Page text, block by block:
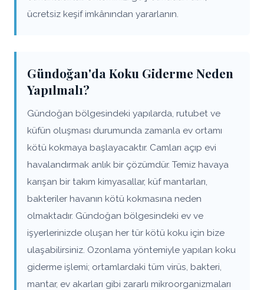
ücretsiz keşif imkânından yararlanın.
Gündoğan'da Koku Giderme Neden
Yapılmalı?
Gündoğan bölgesindeki yapılarda, rutubet ve
küfün oluşması durumunda zamanla ev ortamı
kötü kokmaya başlayacaktır. Camları açıp evi
havalandırmak anlık bir çözümdür. Temiz havaya
karışan bir takım kimyasallar, küf mantarları,
bakteriler havanın kötü kokmasına neden
olmaktadır. Gündoğan bölgesindeki ev ve
işyerlerinizde oluşan her tür kötü koku için bize
ulaşabilirsiniz. Ozonlama yöntemiyle yapılan koku
giderme işlemi; ortamlardaki tüm virüs, bakteri,
mantar, ev akarları gibi zararlı mikroorganizmaları